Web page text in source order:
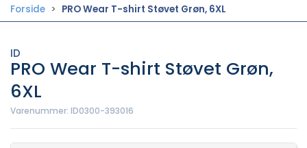
Forside PRO Wear T-shirt Støvet Grøn, 6XL
ID
PRO Wear T-shirt Støvet Grøn,
6XL
Varenummer: ID0300-393016